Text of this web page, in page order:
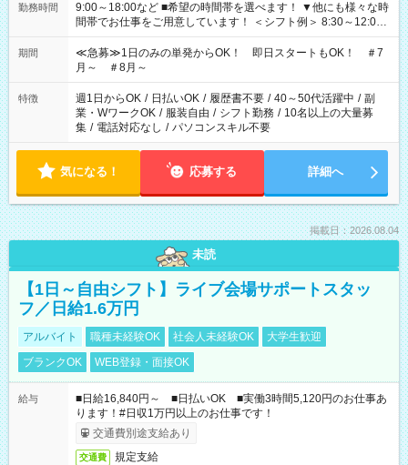
勤務時間
9:00～18:00など ■希望の時間帯を選べます！ ▼他にも様々な時
間帯でお仕事をご用意しています！ ＜シフト例＞ 8:30～12:00
17:00～22:00 13:00～22:00 22:00～翌6:00 など
期間
≪急募≫1日のみの単発からOK！ 即日スタートもOK！ ＃7
月～ ＃8月～
特徴 週1日からOK / 日払いOK / 履歴書不要 / 40～50代活躍中 / 副
業・WワークOK / 服装自由 / シフト勤務 / 10名以上の大量募
集 / 電話対応なし / パソコンスキル不要
気になる！ 応募する 詳細へ
掲載日：2026.08.04
未読
【1日～自由シフト】ライブ会場サポートスタッ
フ／日給1.6万円
アルバイト 職種未経験OK 社会人未経験OK
大学生歓迎
ブランクOK
WEB登録・面接OK
給与
■日給16,840円～ ■日払いOK ■実働3時間5,120円のお仕事あ
ります！#日収1万円以上のお仕事です！
交通費別途支給あり
交通費 規定支給